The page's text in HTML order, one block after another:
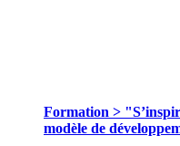
Formation >
modèle de